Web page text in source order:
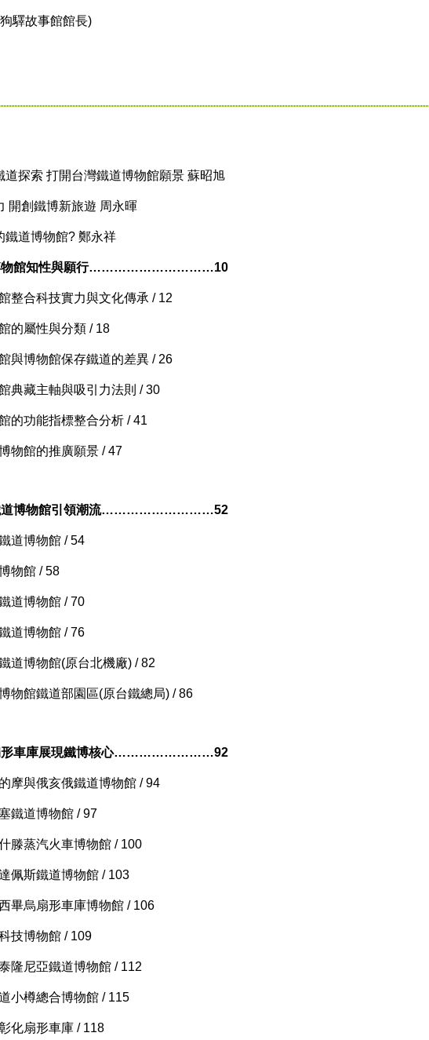
驛故事館館長)
道探索 打開台灣鐵道博物館願景 蘇昭旭
開創鐵博新旅遊 周永暉
鐵道博物館? 鄭永祥
博物館知性與願行…………………………10
整合科技實力與文化傳承 / 12
的屬性與分類 / 18
與博物館保存鐵道的差異 / 26
典藏主軸與吸引力法則 / 30
的功能指標整合分析 / 41
物館的推廣願景 / 47
道博物館引領潮流………………………52
道博物館 / 54
物館 / 58
道博物館 / 70
道博物館 / 76
道博物館(原台北機廠) / 82
物館鐵道部園區(原台鐵總局) / 86
形車庫展現鐵博核心……………………92
摩與俄亥俄鐵道博物館 / 94
鐵道博物館 / 97
滕蒸汽火車博物館 / 100
佩斯鐵道博物館 / 103
畢烏扇形車庫博物館 / 106
技博物館 / 109
隆尼亞鐵道博物館 / 112
小樽總合博物館 / 115
化扇形車庫 / 118